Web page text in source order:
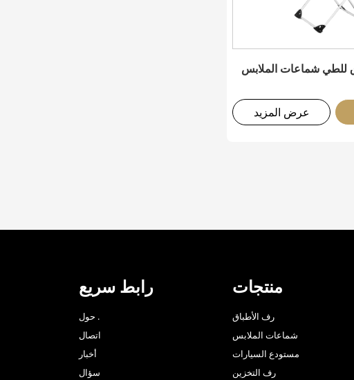
للطي شماعات الملابس
عرض المزيد
رابط سريع
حول .
اتصال
أخبار
سؤال
منتجات
رف الأطباق
شماعات الملابس
مستودع السيارات
رف التخزين